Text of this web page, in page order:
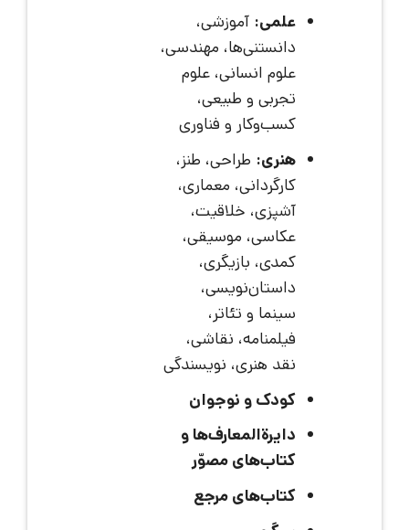
علمی: آموزشی،
دانستنی‌ها، مهندسی،
علوم انسانی، علوم
تجربی و طبیعی،
کسب‌وکار و فناوری
هنری: طراحی، طنز،
کارگردانی، معماری،
آشپزی، خلاقیت،
عکاسی، موسیقی،
کمدی، بازیگری،
داستان‌نویسی،
سینما و تئاتر،
فیلمنامه، نقاشی،
نقد هنری، نویسندگی
کودک و نوجوان
دایرةالمعارف‌ها و
کتاب‌های مصوّر
کتاب‌های مرجع